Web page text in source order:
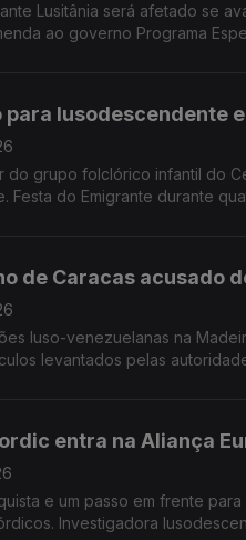
Lusitânia será afetado se
ao governo Programa
para lusodescendente
do grupo folclórico infantil do
Festa do Emigrante durante
de Caracas acusado
luso-venezuelanas na
levantados pelas
entra na Aliança
e um passo em frente
Investigadora